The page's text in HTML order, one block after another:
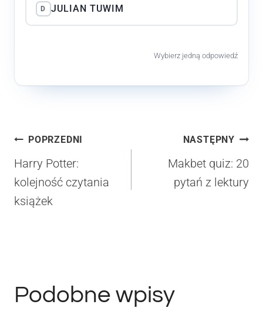
D JULIAN TUWIM
Wybierz jedną odpowiedź
Nawigacja
wpisu
POPRZEDNI
Harry Potter:
kolejność czytania
książek
NASTĘPNY
Makbet quiz: 20
pytań z lektury
Podobne wpisy